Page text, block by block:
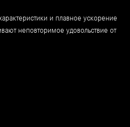
и плавное ускорение
неповторимое удовольствие от